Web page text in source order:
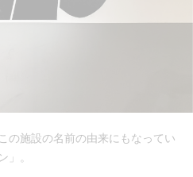
の施設の名前の由来にもなってい
」。